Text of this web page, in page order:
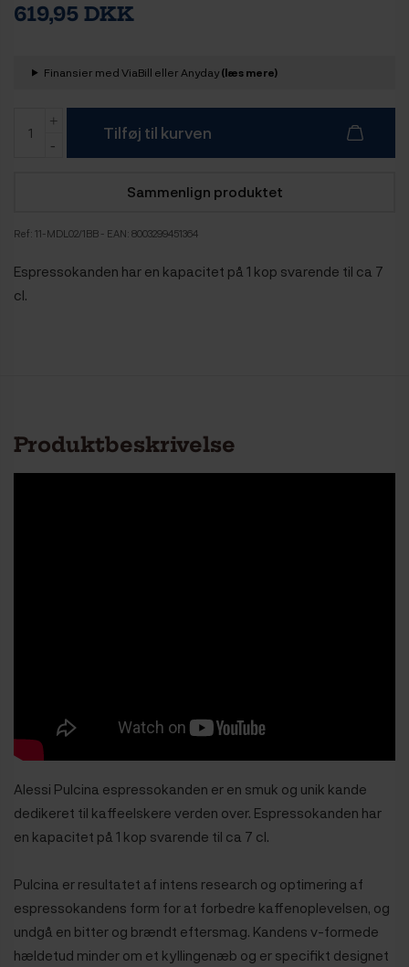
619,95 DKK
Finansier med ViaBill eller Anyday(læs mere)
Tilføj til kurven
Sammenlign produktet
Ref: 11-MDL02/1BB - EAN: 8003299451364
Espressokanden har en kapacitet på 1 kop svarende til ca 7
cl.
Produktbeskrivelse
Alessi Pulcina espressokanden er en smuk og unik kande
dedikeret til kaffeelskere verden over. Espressokanden har
en kapacitet på 1 kop svarende til ca 7 cl.
Pulcina er resultatet af intens research og optimering af
espressokandens form for at forbedre kaffenoplevelsen, og
undgå en bitter og brændt eftersmag. Kandens v-formede
hældetud minder om et kyllingenæb og er specifikt designet